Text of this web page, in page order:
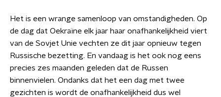
Het is een wrange samenloop van omstandigheden. Op
de dag dat Oekraïne elk jaar haar onafhankelijkheid viert
van de Sovjet Unie vechten ze dit jaar opnieuw tegen
Russische bezetting. En vandaag is het ook nog eens
precies zes maanden geleden dat de Russen
binnenvielen. Ondanks dat het een dag met twee
gezichten is wordt de onafhankelijkheid dus wel